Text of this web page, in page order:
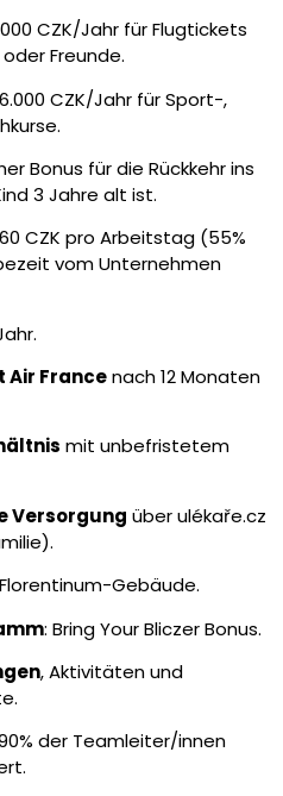
CZK/Jahr für Flugtickets
Freunde.
CZK/Jahr für Sport-,
Bonus für die Rückkehr ins
3 Jahre alt ist.
CZK pro Arbeitstag (55%
vom Unternehmen
Air Francenach 12 Monaten
mit unbefristetem
Versorgung über ulékaře.cz
Gebäude.
: Bring Your Bliczer Bonus.
, Aktivitäten und
der Teamleiter/innen